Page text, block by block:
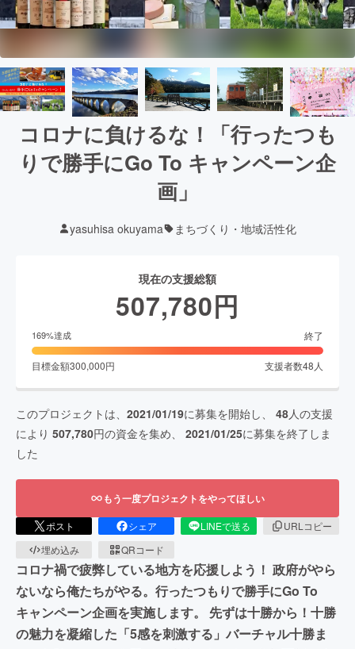
コロナに負けるな！「行ったつも
りで勝手にGo To キャンペーン企
画」
yasuhisa okuyama まちづくり・地域活性化
現在の支援総額
507,780円
169%達成 終了
目標金額300,000円 支援者数48 人
このプロジェクトは、 2021/01/19に募集を開始し、 48人の支援
により 507,780円の資金を集め、 2021/01/25に募集を終了しま
した
もう一度プロジェクトをやってほしい
ポスト シェア LINEで送る
URLコピー
埋め込み
QRコード
コロナ禍で疲弊している地方を応援しよう！ 政府がやら
ないなら俺たちがやる。行ったつもりで勝手にGo To
キャンペーン企画を実施します。 先ずは十勝から！十勝
の魅力を凝縮した「5感を刺激する」バーチャル十勝ま